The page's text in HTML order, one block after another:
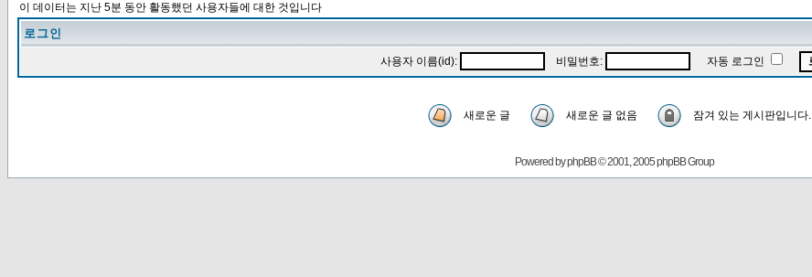
이 데이터는 지난 5분 동안 활동했던 사용자들에 대한 것입니다
로그인
사용자 이름(id): 비밀번호: 자동 로그인
새로운 글 새로운 글 없음 잠겨 있는 게시판입니다.
Powered byphpBB© 2001, 2005 phpBB Group